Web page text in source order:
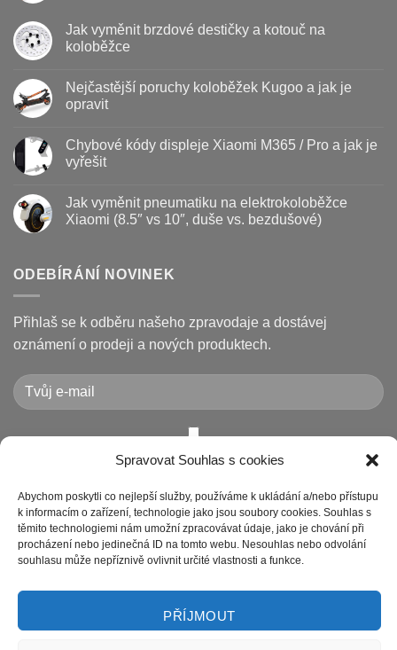
Spravovat Souhlas s cookies
Abychom poskytli co nejlepší služby, používáme k ukládání a/nebo přístupu
k informacím o zařízení, technologie jako jsou soubory cookies. Souhlas s
těmito technologiemi nám umožní zpracovávat údaje, jako je chování při
procházení nebo jedinečná ID na tomto webu. Nesouhlas nebo odvolání
souhlasu může nepříznivě ovlivnit určité vlastnosti a funkce.
PŘÍJMOUT
u
textu
s
koloběžky
–
kdy
jak
prodloužit
životnost
Jak vyměnit brzdové destičky a kotouč na
koloběžce
u
textu
s
vyměnit
brzdové
destičky
na
koloběžce
Nejčastější poruchy koloběžek Kugoo a jak je
opravit
u
textu
s
poruchy
koloběžek
Kugoo
opravit
Chybové kódy displeje Xiaomi M365 / Pro a jak je
vyřešit
textu
s
displeje
Xiaomi
Pro
a
jak
je
Jak vyměnit pneumatiku na elektrokoloběžce
Xiaomi (8.5″ vs 10″, duše vs. bezdušové)
textu
s
vyměnit
pneumatiku
na
elektrokoloběžce
(8.5″
vs
10″,
duše
ODEBÍRÁNÍ NOVINEK
Přihlaš se k odběru našeho zpravodaje a dostávej
oznámení o prodeji a nových produktech.
Chcete-li odeslat tento formulář, musíte přijmout naše